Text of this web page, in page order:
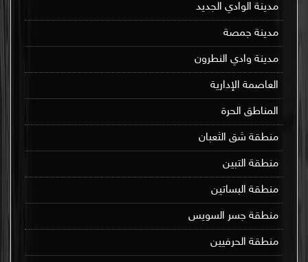
مدينة الوادي الجديد
مدينة جمصة
مدينة وادي النطرون
العاصمة الإدارية
المناطق الحرة
منطقة شق الثعبان
منطقة التبين
منطقة البساتين
منطقة جسر السويس
منطقة الحرفيين